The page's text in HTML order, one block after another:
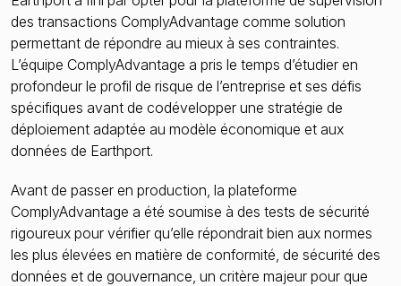
des transactions ComplyAdvantage comme solution
permettant de répondre au mieux à ses contraintes.
L’équipe ComplyAdvantage a pris le temps d’étudier en
profondeur le profil de risque de l’entreprise et ses défis
spécifiques avant de codévelopper une stratégie de
déploiement adaptée au modèle économique et aux
données de Earthport.
Avant de passer en production, la plateforme
ComplyAdvantage a été soumise à des tests de sécurité
rigoureux pour vérifier qu’elle répondrait bien aux normes
les plus élevées en matière de conformité, de sécurité des
données et de gouvernance, un critère majeur pour que